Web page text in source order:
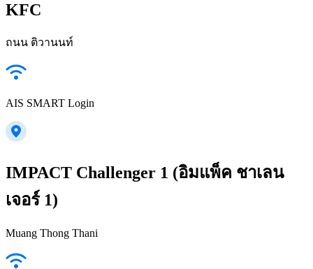
KFC
ถนน ติวานนท์
AIS SMART Login
IMPACT Challenger 1 (อิมแพ็ค ชาเลน
เจอร์ 1)
Muang Thong Thani